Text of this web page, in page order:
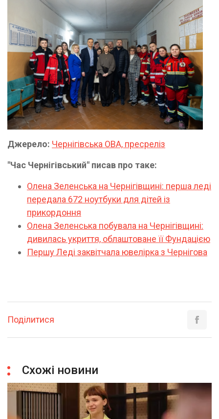
Джерело: Чернігівська ОВА, пресреліз
"Час Чернігівський" писав про таке:
Олена Зеленська на Чернігівщині: перша леді
передала 672 ноутбуки для дітей із
прикордоння
Олена Зеленська побувала на Чернігівщині:
дивилась укриття, облаштоване її Фундацією
Першу Леді заквітчала ювелірка з Чернігова
Поділитися
Схожі новини